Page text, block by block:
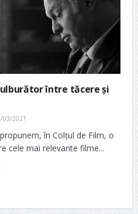
între tăcere și
2021
în Colțul de Film, o
cele mai relevante filme...